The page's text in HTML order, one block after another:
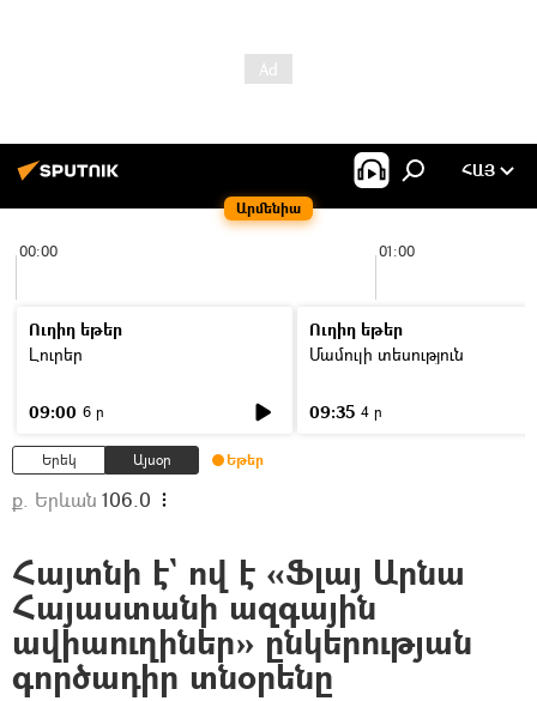
Արմենիա
ՀԱՅ
00:00 01:00
Ուղիղ եթեր
Լուրեր
09:00 6 ր
Ուղիղ եթեր
Մամուլի տեսություն
09:35 4 ր
Երեկ Այսօր Եթեր
ք. Երևան 106.0
Հայտնի է` ով է «Ֆլայ Արնա
Հայաստանի ազգային
ավիաուղիներ» ընկերության
գործադիր տնօրենը